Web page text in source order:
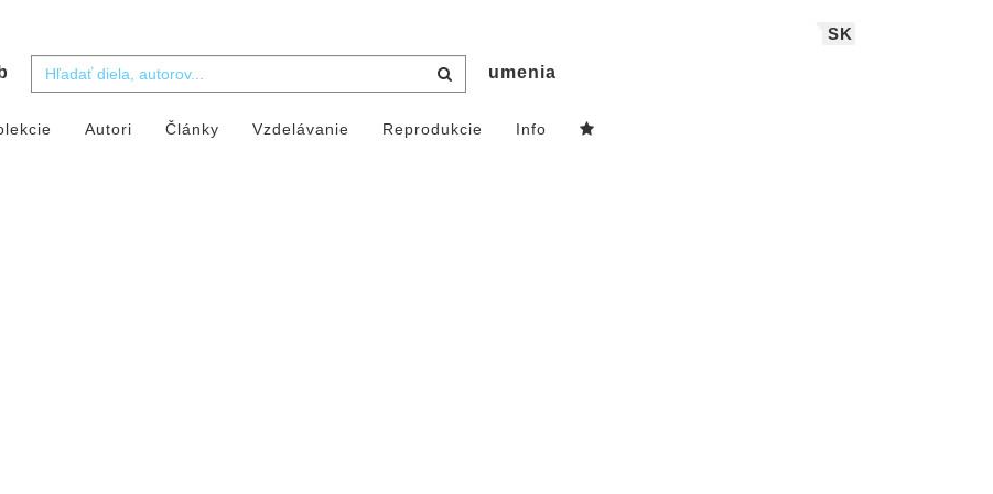
SK
umenia
Autori Články Vzdelávanie Reprodukcie Info